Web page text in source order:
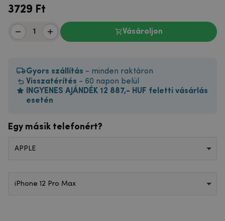
3729 Ft
Vásároljon
Gyors szállítás - minden raktáron
Visszatérítés - 60 napon belül
INGYENES AJÁNDÉK 12 887,- HUF feletti vásárlás
esetén
Egy másik telefonért?
APPLE
iPhone 12 Pro Max